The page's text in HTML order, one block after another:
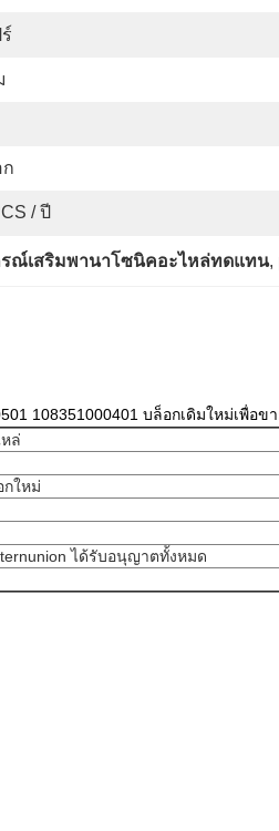
/ ปี
ณ์เสริมพานาโซนิคอะไหล่ทดแทน,
108351000401 บล็อกเดิมใหม่เพื่อข
ล่
ใหม่
ได้รับอนุญาตทั้งหมด